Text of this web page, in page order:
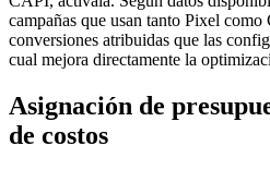
campañas que usan tanto Pixel
conversiones atribuidas que las
cual mejora directamente la
Asignación de
de costos